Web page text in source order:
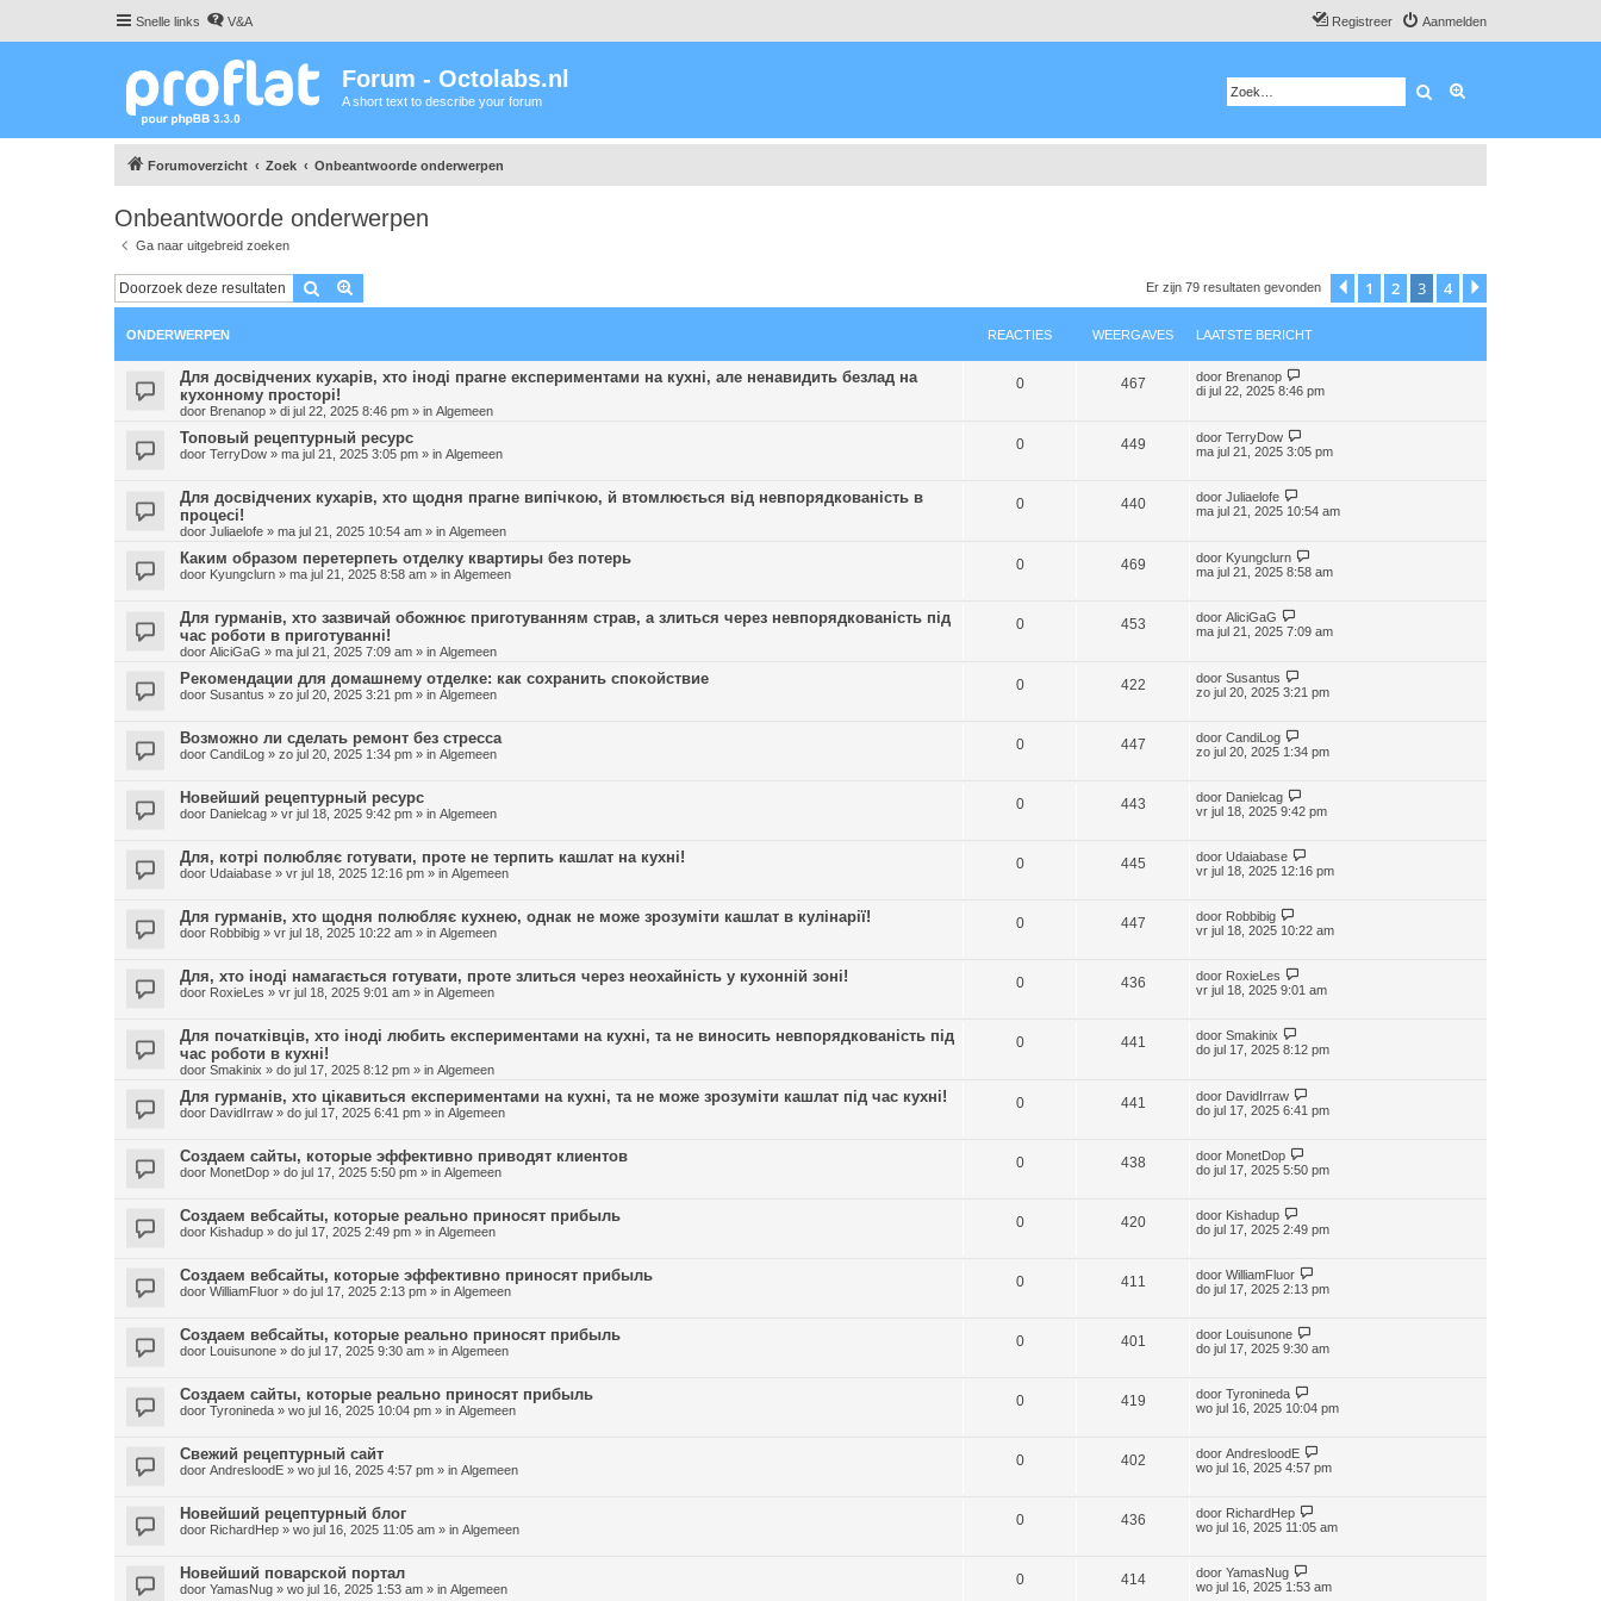
Snelle links V&A Aanmelden
Registreer
Forum - Octolabs.nl
A short text to describe your forum Zoek
Forumoverzicht Zoek Onbeantwoorde onderwerpen
Onbeantwoorde onderwerpen
Ga naar uitgebreid zoeken
Zoek Er zijn 79 resultaten gevonden Vorige
1 2 3 4
ONDERWERPEN REACTIES WEERGAVES LAATSTE BERICHT
Для досвідчених кухарів, хто іноді прагне експериментами на кухні, але ненавидить безлад на
кухонному просторі!
door Brenanop » di jul 22, 2025 8:46 pm » in Algemeen
0 467 door Brenanop
di jul 22, 2025 8:46 pm
Топовый рецептурный ресурс
door TerryDow » ma jul 21, 2025 3:05 pm » in Algemeen
0 449 door TerryDow
ma jul 21, 2025 3:05 pm
Для досвідчених кухарів, хто щодня прагне випічкою, й втомлюється від невпорядкованість в
процесі!
door Juliaelofe » ma jul 21, 2025 10:54 am » in Algemeen
0 440 door Juliaelofe
ma jul 21, 2025 10:54 am
Каким образом перетерпеть отделку квартиры без потерь
door Kyungclurn » ma jul 21, 2025 8:58 am » in Algemeen
0 469 door Kyungclurn
ma jul 21, 2025 8:58 am
Для гурманів, хто зазвичай обожнює приготуванням страв, а злиться через невпорядкованість під
час роботи в приготуванні!
door AliciGaG » ma jul 21, 2025 7:09 am » in Algemeen
0 453 door AliciGaG
ma jul 21, 2025 7:09 am
Рекомендации для домашнему отделке: как сохранить спокойствие
door Susantus » zo jul 20, 2025 3:21 pm » in Algemeen
0 422 door Susantus
zo jul 20, 2025 3:21 pm
Возможно ли сделать ремонт без стресса
door CandiLog » zo jul 20, 2025 1:34 pm » in Algemeen
0 447 door CandiLog
zo jul 20, 2025 1:34 pm
Новейший рецептурный ресурс
door Danielcag » vr jul 18, 2025 9:42 pm » in Algemeen
0 443 door Danielcag
vr jul 18, 2025 9:42 pm
Для, котрі полюбляє готувати, проте не терпить кашлат на кухні!
door Udaiabase » vr jul 18, 2025 12:16 pm » in Algemeen
0 445 door Udaiabase
vr jul 18, 2025 12:16 pm
Для гурманів, хто щодня полюбляє кухнею, однак не може зрозуміти кашлат в кулінарії!
door Robbibig » vr jul 18, 2025 10:22 am » in Algemeen
0 447 door Robbibig
vr jul 18, 2025 10:22 am
Для, хто іноді намагається готувати, проте злиться через неохайність у кухонній зоні!
door RoxieLes » vr jul 18, 2025 9:01 am » in Algemeen
0 436 door RoxieLes
vr jul 18, 2025 9:01 am
Для початківців, хто іноді любить експериментами на кухні, та не виносить невпорядкованість під
час роботи в кухні!
door Smakinix » do jul 17, 2025 8:12 pm » in Algemeen
0 441 door Smakinix
do jul 17, 2025 8:12 pm
Для гурманів, хто цікавиться експериментами на кухні, та не може зрозуміти кашлат під час кухні!
door DavidIrraw » do jul 17, 2025 6:41 pm » in Algemeen
0 441 door DavidIrraw
do jul 17, 2025 6:41 pm
Создаем сайты, которые эффективно приводят клиентов
door MonetDop » do jul 17, 2025 5:50 pm » in Algemeen
0 438 door MonetDop
do jul 17, 2025 5:50 pm
Создаем вебсайты, которые реально приносят прибыль
door Kishadup » do jul 17, 2025 2:49 pm » in Algemeen
0 420 door Kishadup
do jul 17, 2025 2:49 pm
Создаем вебсайты, которые эффективно приносят прибыль
door WilliamFluor » do jul 17, 2025 2:13 pm » in Algemeen
0 411 door WilliamFluor
do jul 17, 2025 2:13 pm
Создаем вебсайты, которые реально приносят прибыль
door Louisunone » do jul 17, 2025 9:30 am » in Algemeen
0 401 door Louisunone
do jul 17, 2025 9:30 am
Создаем сайты, которые реально приносят прибыль
door Tyronineda » wo jul 16, 2025 10:04 pm » in Algemeen
0 419 door Tyronineda
wo jul 16, 2025 10:04 pm
Свежий рецептурный сайт
door AndresloodE » wo jul 16, 2025 4:57 pm » in Algemeen
0 402 door AndresloodE
wo jul 16, 2025 4:57 pm
Новейший рецептурный блог
door RichardHep » wo jul 16, 2025 11:05 am » in Algemeen
0 436 door RichardHep
wo jul 16, 2025 11:05 am
Новейший поварской портал
door YamasNug » wo jul 16, 2025 1:53 am » in Algemeen
0 414 door YamasNug
wo jul 16, 2025 1:53 am